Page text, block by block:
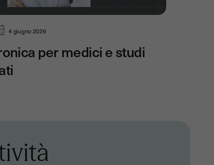
4 giugno 2026
per medici e studi